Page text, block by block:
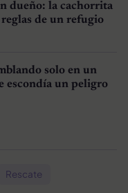
dueño: la cachorrita
de un refugio
solo en un
escondía un peligro
Rescate